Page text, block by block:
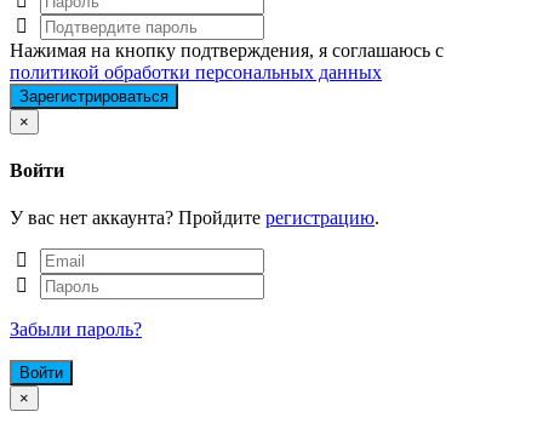
Нажимая на кнопку подтверждения, я соглашаюсь с
политикой обработки персональных данных
×
Войти
У вас нет аккаунта? Пройдите регистрацию.
Забыли пароль?
×